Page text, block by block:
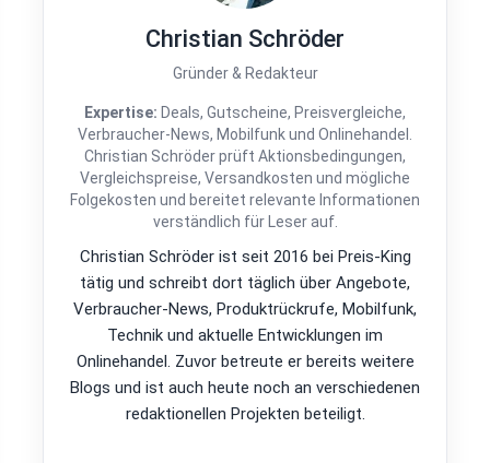
Christian Schröder
Gründer & Redakteur
Expertise: Deals, Gutscheine, Preisvergleiche,
Verbraucher-News, Mobilfunk und Onlinehandel.
Christian Schröder prüft Aktionsbedingungen,
Vergleichspreise, Versandkosten und mögliche
Folgekosten und bereitet relevante Informationen
verständlich für Leser auf.
Christian Schröder ist seit 2016 bei Preis-King
tätig und schreibt dort täglich über Angebote,
Verbraucher-News, Produktrückrufe, Mobilfunk,
Technik und aktuelle Entwicklungen im
Onlinehandel. Zuvor betreute er bereits weitere
Blogs und ist auch heute noch an verschiedenen
redaktionellen Projekten beteiligt.